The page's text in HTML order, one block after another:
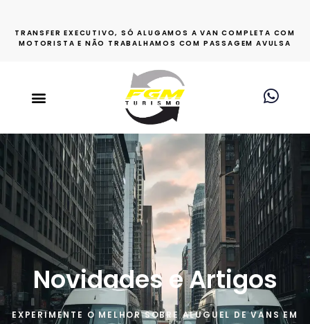
TRANSFER EXECUTIVO, SÓ ALUGAMOS A VAN COMPLETA COM
MOTORISTA E NÃO TRABALHAMOS COM PASSAGEM AVULSA
Novidades e Artigos​
EXPERIMENTE O MELHOR SOBRE ALUGUEL DE VANS EM